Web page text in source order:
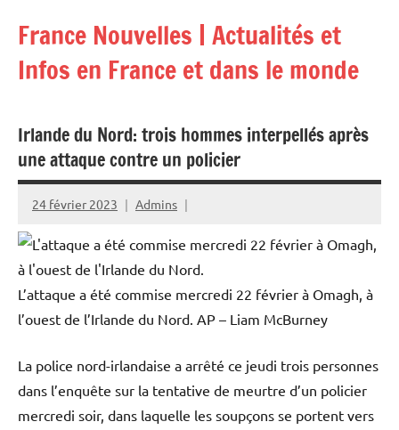
contenu
France Nouvelles | Actualités et
Infos en France et dans le monde
Irlande du Nord: trois hommes interpellés après
une attaque contre un policier
24 février 2023 Admins
L’attaque a été commise mercredi 22 février à Omagh, à
l’ouest de l’Irlande du Nord. AP – Liam McBurney
La police nord-irlandaise a arrêté ce jeudi trois personnes
dans l’enquête sur la tentative de meurtre d’un policier
mercredi soir, dans laquelle les soupçons se portent vers